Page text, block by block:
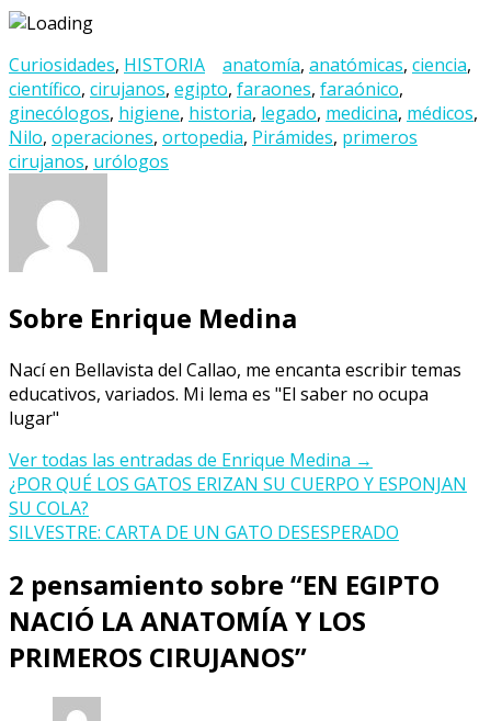
Curiosidades, HISTORIA anatomía, anatómicas, ciencia,
científico, cirujanos, egipto, faraones, faraónico,
ginecólogos, higiene, historia, legado, medicina, médicos,
Nilo, operaciones, ortopedia, Pirámides, primeros
cirujanos, urólogos
Sobre Enrique Medina
Nací en Bellavista del Callao, me encanta escribir temas
educativos, variados. Mi lema es "El saber no ocupa
lugar"
Ver todas las entradas de Enrique Medina →
Navegación
de
¿POR QUÉ LOS GATOS ERIZAN SU CUERPO Y ESPONJAN
SU COLA?
SILVESTRE: CARTA DE UN GATO DESESPERADO
2 pensamiento sobre “EN EGIPTO
NACIÓ LA ANATOMÍA Y LOS
PRIMEROS CIRUJANOS”